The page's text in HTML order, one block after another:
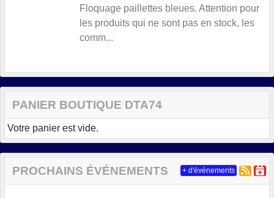
Floquage paillettes bleues. Attention pour
les produits qui ne sont pas en stock, les
comm...
PANIER BOUTIQUE DTA74
Votre panier est vide.
PROCHAINS ÉVÉNEMENTS + d'évènements